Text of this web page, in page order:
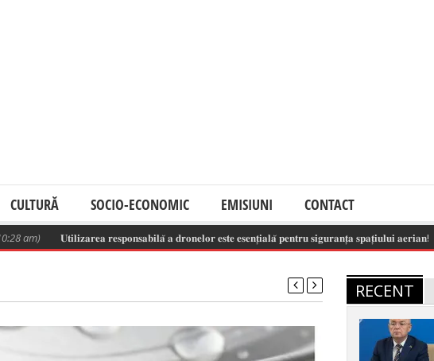
CULTURĂ SOCIO-ECONOMIC EMISIUNI CONTACT
𝐔𝐭𝐢𝐥𝐢𝐳𝐚𝐫𝐞𝐚 𝐫𝐞𝐬𝐩𝐨𝐧𝐬𝐚𝐛𝐢𝐥𝐚̆ 𝐚 𝐝𝐫𝐨𝐧𝐞𝐥𝐨𝐫 𝐞𝐬𝐭𝐞 𝐞𝐬𝐞𝐧𝐭̦𝐢𝐚𝐥𝐚̆ 𝐩𝐞𝐧𝐭𝐫𝐮 𝐬𝐢𝐠𝐮𝐫𝐚𝐧𝐭̦𝐚 𝐬𝐩𝐚𝐭̦𝐢𝐮𝐥𝐮𝐢 𝐚𝐞𝐫𝐢𝐚𝐧! (August
RECENT